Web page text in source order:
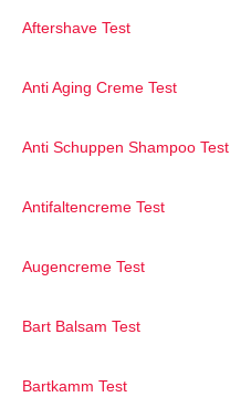
Aftershave Test
Anti Aging Creme Test
Anti Schuppen Shampoo Test
Antifaltencreme Test
Augencreme Test
Bart Balsam Test
Bartkamm Test